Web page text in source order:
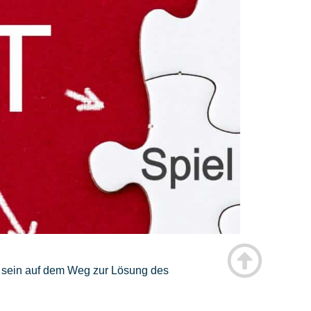
auf dem Weg zur Lösung des